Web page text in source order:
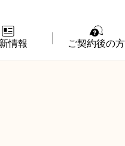
情報 ご契約後の方